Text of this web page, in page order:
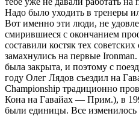
Надо было уходить в тренеры
Вот именно эти люди, не
смирившиеся с окончанием
составили костяк тех
замахнулись на первые
была закрыта, и поэтому с
году Олег Лядов съездил на
Championship традиционно
Кона на Гавайах — Прим.), в
были единицы. Все изменилось